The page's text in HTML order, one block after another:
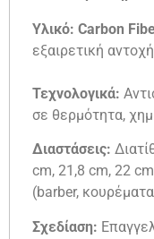
Υλικό: Carbon
εξαιρετική
Τεχνολογικά:
σε θερμότητα,
Διαστάσεις:
cm, 21,8 cm, 22
(barber,
Σχεδίαση: